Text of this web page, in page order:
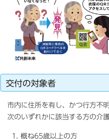
交付の対象者
市内に住所を有し、かつ行方不
次のいずれかに該当する方の介
概ね65歳以上の方